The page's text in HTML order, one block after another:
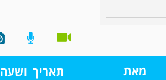
מאת תאריך ושעה